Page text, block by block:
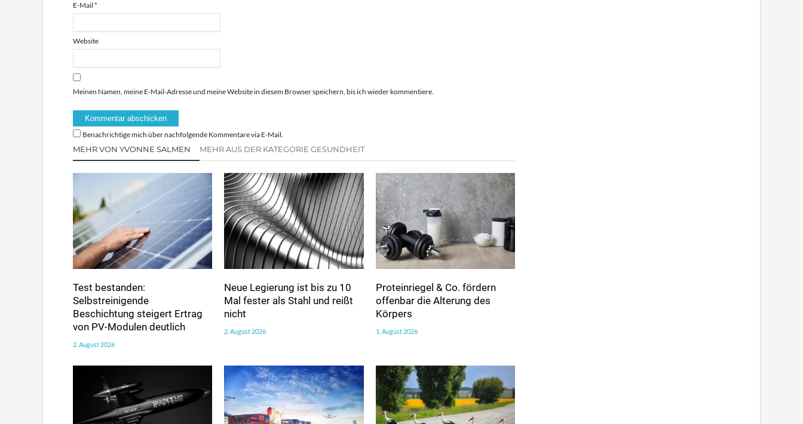
E-Mail *
Website
Meinen Namen, meine E-Mail-Adresse und meine Website in diesem Browser speichern, bis ich wieder kommentiere.
Benachrichtige mich über nachfolgende Kommentare via E-Mail.
MEHR VON YVONNE SALMEN MEHR AUS DER KATEGORIE GESUNDHEIT
Test bestanden:
Selbstreinigende
Beschichtung steigert Ertrag
von PV-Modulen deutlich
2. August 2026
Neue Legierung ist bis zu 10
Mal fester als Stahl und reißt
nicht
2. August 2026
Proteinriegel & Co. fördern
offenbar die Alterung des
Körpers
1. August 2026